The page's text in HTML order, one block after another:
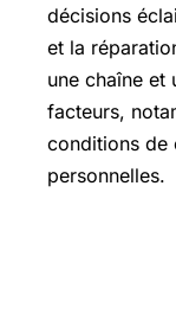
décisions
et la
une chaîne et
facteurs,
conditions de
personnelles.